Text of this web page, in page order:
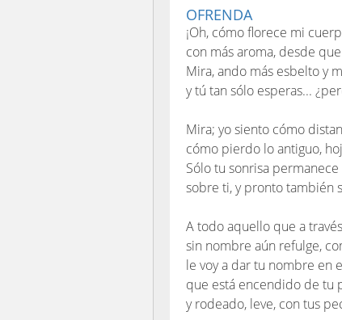
OFRENDA
¡Oh, cómo florece mi
con más aroma, desde
Mira, ando más esbelto y
y tú tan sólo esperas...
Mira; yo siento cómo
cómo pierdo lo antiguo,
Sólo tu sonrisa
sobre ti, y pronto también
A todo aquello que a
sin nombre aún refulge,
le voy a dar tu nombre en
que está encendido de tu
y rodeado, leve, con tus